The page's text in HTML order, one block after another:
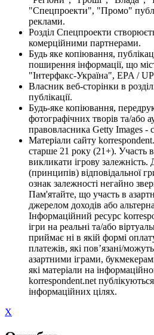
"Спецпроекти", "Промо"
реклами.
Розділ Спецпроекти
комерційними партнерами.
Будь яке копіювання,
поширення інформації, що
"Інтерфакс-Україна", EPA /
Власник веб-сторінки в
публікації.
Будь-яке копіювання,
фотографічних творів та/або
правовласника Getty Images -
Матеріали сайту
старше 21 року (21+). Участь
викликати ігрову
(принципів) відповідальної
ознак залежності негайно
Пам'ятайте, що участь в
джерелом доходів або
Інформаційний ресурс
ігри на реальні та/або
приймає ні в якій формі
платежів, які пов’язані/
азартними іграми,
які матеріали на
korrespondent.net
інформаційних цілях.
X